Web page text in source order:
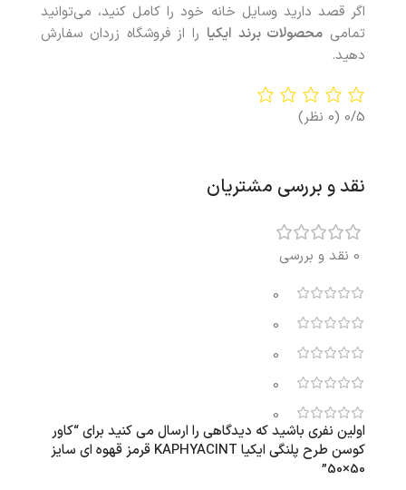
اگر قصد دارید وسایل خانه خود را کامل کنید، می‌توانید
تمامی محصولات برند ایکیا را از فروشگاه زردان سفارش
دهید.
0/5 (0 نظر)
نقد و بررسی مشتریان
0 نقد و بررسی
0
0
0
0
0
اولین نفری باشید که دیدگاهی را ارسال می کنید برای “کاور
کوسن طرح پلنگی ایکیا KAPHYACINT قرمز قهوه ای سایز
50×50”